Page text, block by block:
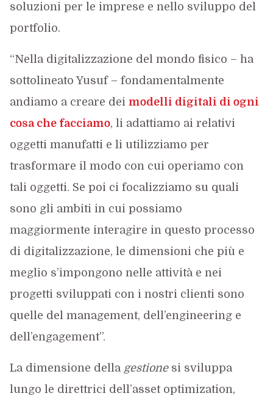
soluzioni per le imprese e nello sviluppo del
portfolio.
“Nella digitalizzazione del mondo fisico – ha
sottolineato Yusuf – fondamentalmente
andiamo a creare dei modelli digitali di ogni
cosa che facciamo, li adattiamo ai relativi
oggetti manufatti e li utilizziamo per
trasformare il modo con cui operiamo con
tali oggetti. Se poi ci focalizziamo su quali
sono gli ambiti in cui possiamo
maggiormente interagire in questo processo
di digitalizzazione, le dimensioni che più e
meglio s’impongono nelle attività e nei
progetti sviluppati con i nostri clienti sono
quelle del management, dell’engineering e
dell’engagement”.
La dimensione della gestionesi sviluppa
lungo le direttrici dell’asset optimization,